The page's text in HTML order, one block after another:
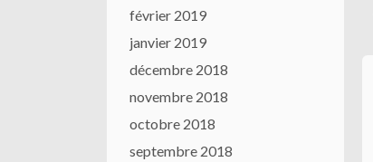
février 2019
janvier 2019
décembre 2018
novembre 2018
octobre 2018
septembre 2018